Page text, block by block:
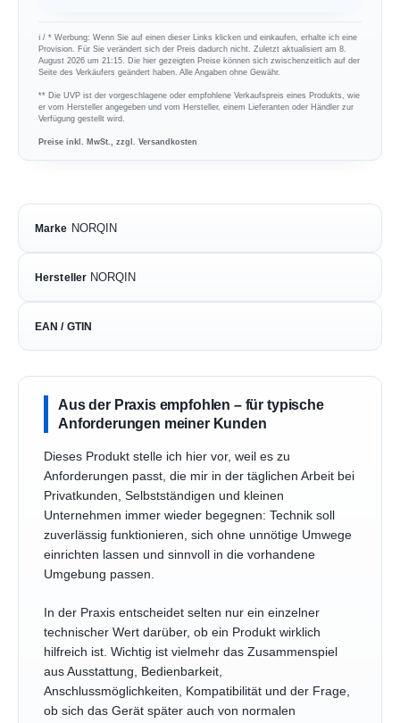
ℹ︎ / * Werbung: Wenn Sie auf einen dieser Links klicken und einkaufen, erhalte ich eine
Provision. Für Sie verändert sich der Preis dadurch nicht. Zuletzt aktualisiert am 8.
August 2026 um 21:15. Die hier gezeigten Preise können sich zwischenzeitlich auf der
Seite des Verkäufers geändert haben. Alle Angaben ohne Gewähr.
** Die UVP ist der vorgeschlagene oder empfohlene Verkaufspreis eines Produkts, wie
er vom Hersteller angegeben und vom Hersteller, einem Lieferanten oder Händler zur
Verfügung gestellt wird.
Preise inkl. MwSt., zzgl. Versandkosten
Marke NORQIN
Hersteller NORQIN
EAN / GTIN
Aus der Praxis empfohlen – für typische
Anforderungen meiner Kunden
Dieses Produkt stelle ich hier vor, weil es zu
Anforderungen passt, die mir in der täglichen Arbeit bei
Privatkunden, Selbstständigen und kleinen
Unternehmen immer wieder begegnen: Technik soll
zuverlässig funktionieren, sich ohne unnötige Umwege
einrichten lassen und sinnvoll in die vorhandene
Umgebung passen.
In der Praxis entscheidet selten nur ein einzelner
technischer Wert darüber, ob ein Produkt wirklich
hilfreich ist. Wichtig ist vielmehr das Zusammenspiel
aus Ausstattung, Bedienbarkeit,
Anschlussmöglichkeiten, Kompatibilität und der Frage,
ob sich das Gerät später auch von normalen